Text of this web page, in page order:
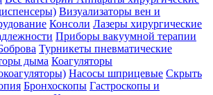
Визуализаторы вен и
Консоли Лазеры хирургические
Приборы вакуумной терапии
Турникеты пневматические
дыма Коагуляторы
Насосы шприцевые Скрыть
Бронхоскопы Гастроскопы и